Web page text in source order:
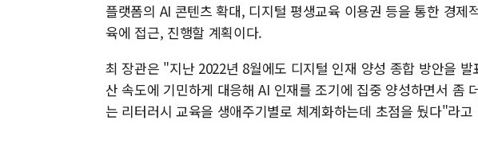
플랫폼의 AI 콘텐츠 확대, 디지털 평생교육 이용권 등을 통한 경제
육에 접근, 진행할 계획이다.
최 장관은 "지난 2022년 8월에도 디지털 인재 양성 종합 방안을
산 속도에 기민하게 대응해 AI 인재를 조기에 집중 양성하면서 좀
는 리터러시 교육을 생애주기별로 체계화하는데 초점을 뒀다"라고